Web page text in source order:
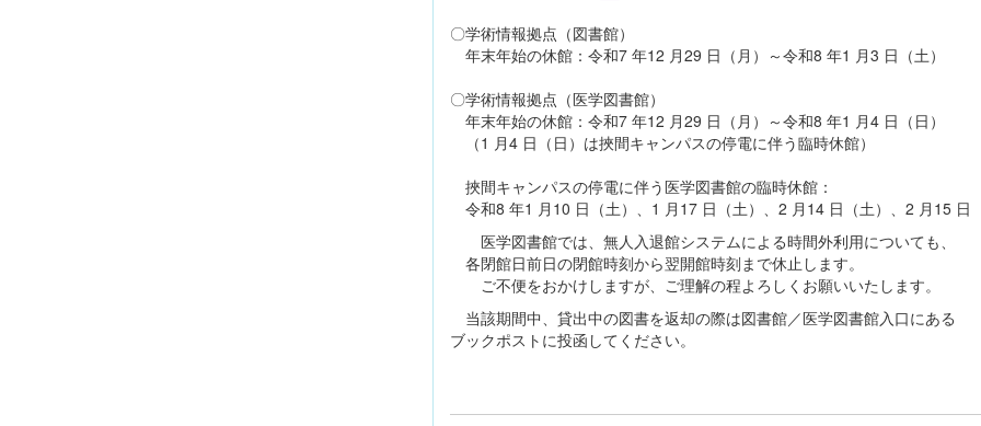
〇学術情報拠点（図書館）
年末年始の休館：令和7 年12 月29 日（月）～令和8 年1 月3 日（土）
〇学術情報拠点（医学図書館）
年末年始の休館：令和7 年12 月29 日（月）～令和8 年1 月4 日（日）
（1 月4 日（日）は挾間キャンパスの停電に伴う臨時休館）
挾間キャンパスの停電に伴う医学図書館の臨時休館：
令和8 年1 月10 日（土）、1 月17 日（土）、2 月14 日（土）、2 月15 日
医学図書館では、無人入退館システムによる時間外利用についても、
各閉館日前日の閉館時刻から翌開館時刻まで休止します。
ご不便をおかけしますが、ご理解の程よろしくお願いいたします。
当該期間中、貸出中の図書を返却の際は図書館／医学図書館入口にある
ブックポストに投函してください。